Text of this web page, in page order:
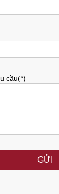
cầu(*)
GỬI